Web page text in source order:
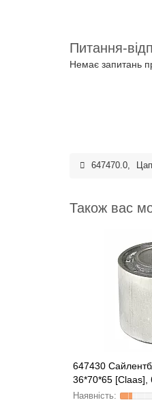
Питання-
Немає запитань
647470.0,
Також вас
647430
36*70*65 [Claas],